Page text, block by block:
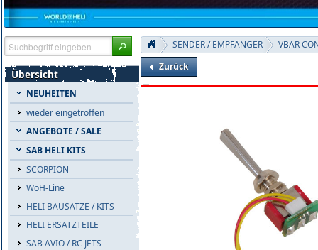
Übersicht
NEUHEITEN
wieder eingetroffen
ANGEBOTE / SALE
SAB HELI KITS
SCORPION
WoH-Line
HELI BAUSÄTZE / KITS
HELI ERSATZTEILE
SAB AVIO / RC JETS
SENDER / EMPFÄNGER
VBAR
Zurück